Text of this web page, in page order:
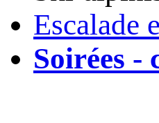
Escalade
Soirées -